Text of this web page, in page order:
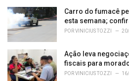
:
Carro do fumacê
esta semana;
PORVINICIUS TOZZI
Ação leva
fiscais para
PORVINICIUS TOZZI